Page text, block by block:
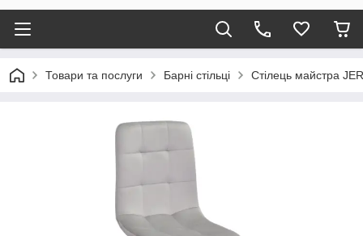
Товари та послуги Барні стільці Стілець майстра